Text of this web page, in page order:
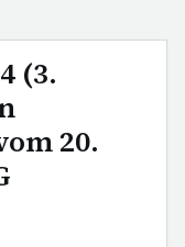
(3.
20.